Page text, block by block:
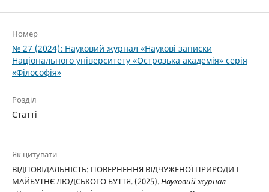
Номер
№ 27 (2024): Науковий журнал «Наукові записки
Національного університету «Острозька академія» серія
«Філософія»
Розділ
Статті
Як цитувати
ВІДПОВІДАЛЬНІСТЬ: ПОВЕРНЕННЯ ВІДЧУЖЕНОЇ ПРИРОДИ І
МАЙБУТНЄ ЛЮДСЬКОГО БУТТЯ. (2025).Науковий журнал